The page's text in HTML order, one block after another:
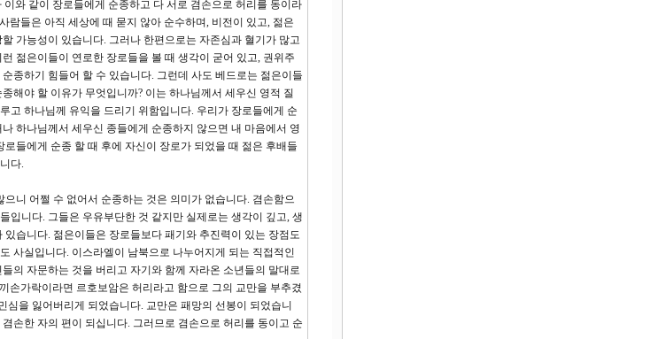
와 같이 장로들에게 순종하고 다 서로 겸손으로 허리를 동이라
람들은 아직 세상에 때 묻지 않아 순수하며, 비전이 있고, 젊은
가능성이 있습니다. 그러나 한편으로는 자존심과 혈기가 많고
젊은이들이 연로한 장로들을 볼 때 생각이 굳어 있고, 권위주
종하기 힘들어 할 수 있습니다. 그런데 사도 베드로는 젊은이들
해야 할 이유가 무엇입니까? 이는 하나님께서 세우신 영적 질
고 하나님께 유익을 드리기 위함입니다. 우리가 장로들에게 순
하나님께서 세우신 종들에게 순종하지 않으면 내 마음에서 영
들에게 순종 할 때 후에 자신이 장로가 되었을 때 젊은 후배들
다.
니 어쩔 수 없어서 순종하는 것은 의미가 없습니다. 겸손함으
입니다. 그들은 우유부단한 것 같지만 실제로는 생각이 깊고, 생
습니다. 젊은이들은 장로들보다 패기와 추진력이 있는 장점도
사실입니다. 이스라엘이 남북으로 나누어지게 되는 직접적인
의 자문하는 것을 버리고 자기와 함께 자라온 소년들의 말대로
손가락이라면 르호보암은 허리라고 함으로 그의 교만을 부추겼
을 잃어버리게 되었습니다. 교만은 패망의 선봉이 되었습니
손한 자의 편이 되십니다. 그러므로 겸손으로 허리를 동이고 순